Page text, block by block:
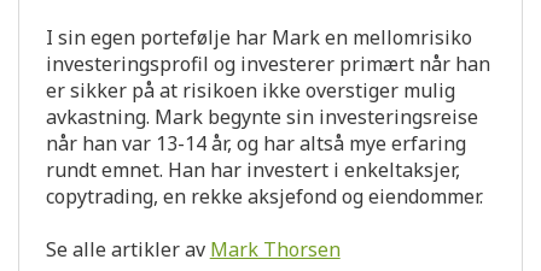
I sin egen portefølje har Mark en mellomrisiko
investeringsprofil og investerer primært når han
er sikker på at risikoen ikke overstiger mulig
avkastning. Mark begynte sin investeringsreise
når han var 13-14 år, og har altså mye erfaring
rundt emnet. Han har investert i enkeltaksjer,
copytrading, en rekke aksjefond og eiendommer.
Se alle artikler av Mark Thorsen